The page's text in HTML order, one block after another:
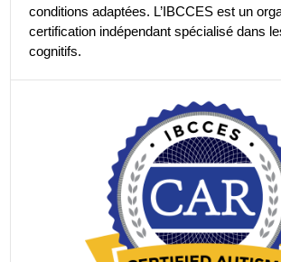
conditions adaptées. L’IBCCES est un
certification indépendant spécialisé dans
cognitifs.